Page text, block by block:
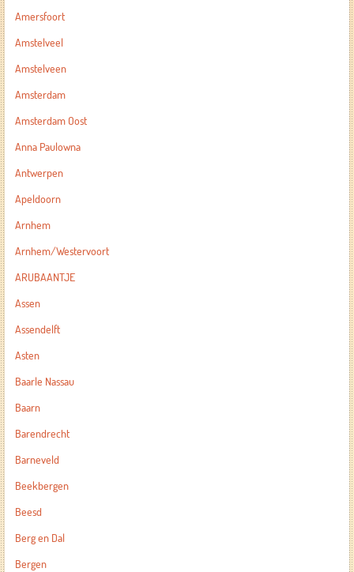
Amersfoort
Amstelveel
Amstelveen
Amsterdam
Amsterdam Oost
Anna Paulowna
Antwerpen
Apeldoorn
Arnhem
Arnhem/Westervoort
ARUBAANTJE
Assen
Assendelft
Asten
Baarle Nassau
Baarn
Barendrecht
Barneveld
Beekbergen
Beesd
Berg en Dal
Bergen